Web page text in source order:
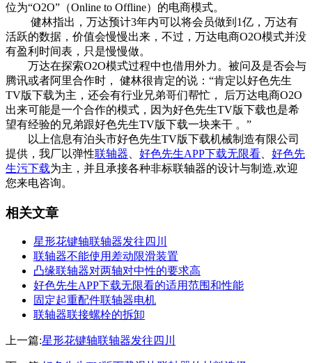
位为“O2O”（Online to Offline）的电商模式。
健林指出，万达预计3年内可以将会员做到1亿，万达有
活跃的数据，价值会慢慢出来，不过，万达电商O2O模式并没
有盈利时间表，只是慢慢做。
万达在探索O2O模式过程中也借用外力。被问及是否会与
腾讯或者阿里合作时， 健林很肯定的说：“肯定以好色先生
TV版下载为主，还会有行业兄弟哥们帮忙， 后万达电商O2O
出来可能是一个合作的模式，因为好色先生TV版下载也是希
望有经验的兄弟跟好色先生TV版下载一块来干 。”
以上信息有泊头市好色先生TV版下载机械制造有限公司
提供，我厂以弹性联轴器 好色先生APP下载无限看
好色先
生污下载为主，并且承接各种非标联轴器的设计与制造,欢迎
您来电咨询。
相关文章
星形花键轴联轴器发往四川
联轴器不能使用差动限滑装置
凸缘联轴器对两轴对中性的要求高
好色先生APP下载无限看的适用范围和性能
固定起重配件联轴器电机
联轴器联接螺栓的拆卸
上一篇:星形花键轴联轴器发往四川